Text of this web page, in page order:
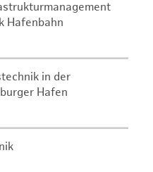
Hafenbahn
in der
Hafen